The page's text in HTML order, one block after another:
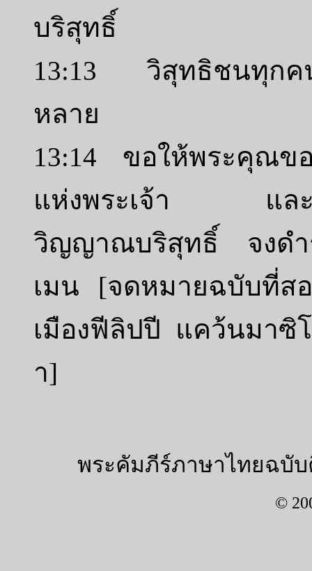
บริสุทธิ์
13:13 วิสุทธิชนทุกคน
หลาย
13:14 ขอให้พระคุณข
แห่งพระเจ้า และค
วิญญาณบริสุทธิ์ จงดำ
เมน [จดหมายฉบับที่ส
เมืองฟีลิปปี แคว้นมาซิ
า]
พระคัมภีร์ภาษาไทยฉบับ
©